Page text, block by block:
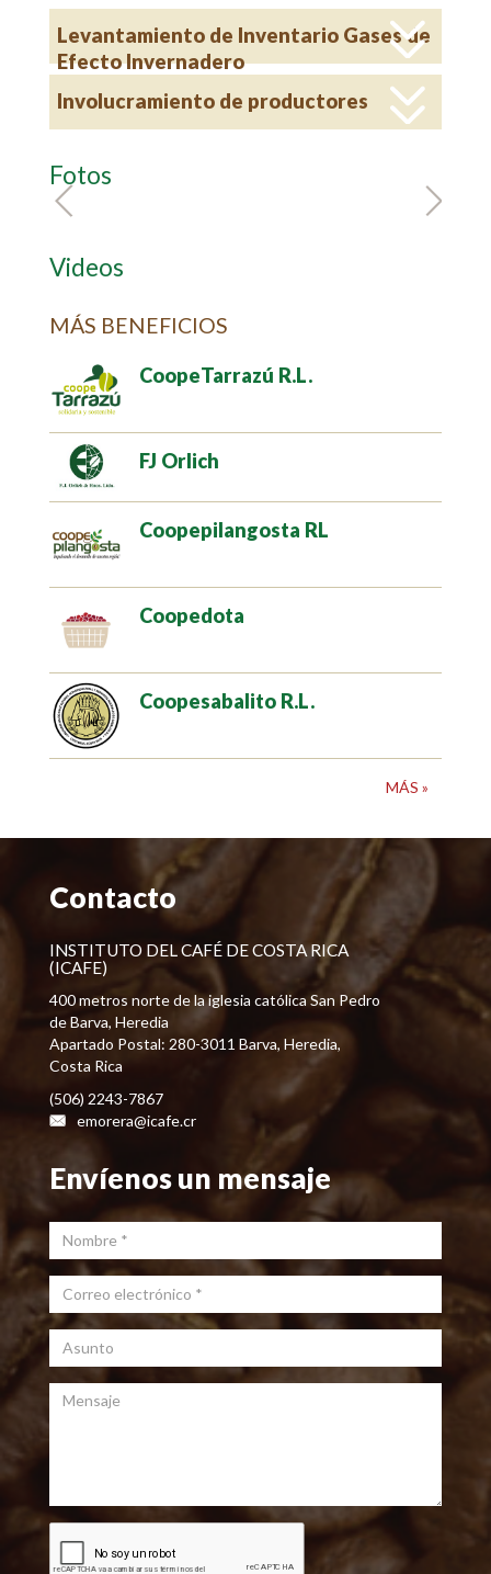
Levantamiento de Inventario Gases de
Efecto Invernadero
Involucramiento de productores
Fotos
Videos
MÁS BENEFICIOS
CoopeTarrazú R.L.
FJ Orlich
Coopepilangosta RL
Coopedota
Coopesabalito R.L.
MÁS »
Contacto
INSTITUTO DEL CAFÉ DE COSTA RICA
(ICAFE)
400 metros norte de la iglesia católica San Pedro
de Barva, Heredia
Apartado Postal: 280-3011 Barva, Heredia,
Costa Rica
(506) 2243-7867
emorera@icafe.cr
Envíenos un mensaje
Nombre
Correo electrónico *
Asunto
Mensaje